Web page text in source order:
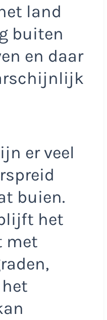
land
buiten
en daar
er veel
buien.
het
met